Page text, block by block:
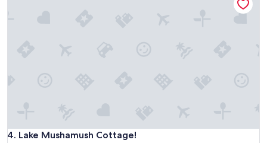
e
4. Lake Mushamush Cottage!
Lake Mushamush Cottage!